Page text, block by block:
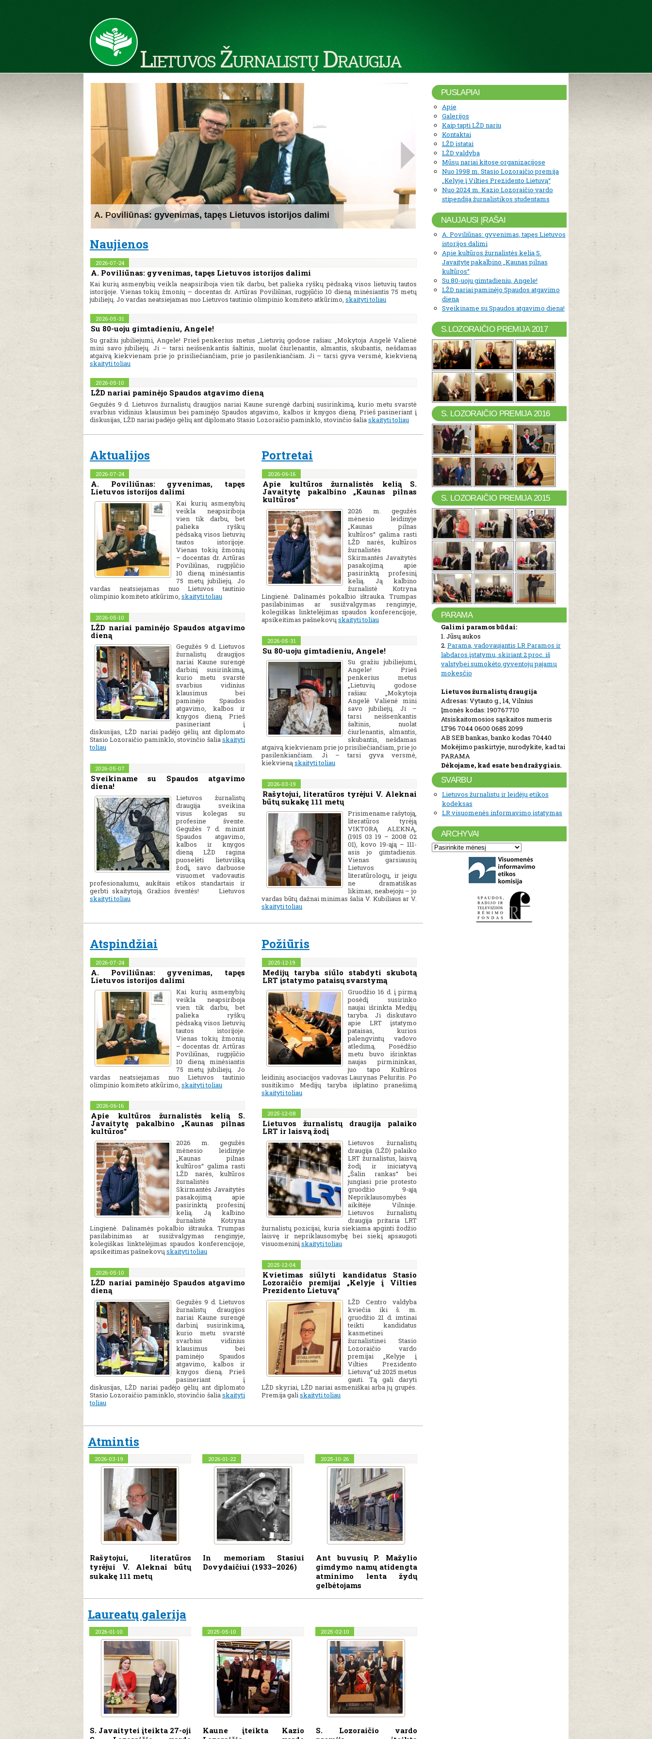
Lietuvos Žurnalistų Draugija
A. Poviliūnas: gyvenimas, tapęs Lietuvos istorijos dalimi
Naujienos
2026-07-24
A. Poviliūnas: gyvenimas, tapęs Lietuvos istorijos dalimi
Kai kurių asmenybių veikla neapsiriboja vien tik darbu, bet palieka ryškų pėdsaką visos lietuvių tautos
istorijoje. Vienas tokių žmonių – docentas dr. Artūras Poviliūnas, rugpjūčio 10 dieną minėsiantis 75 metų
jubiliejų. Jo vardas neatsiejamas nuo Lietuvos tautinio olimpinio komiteto atkūrimo, skaityti toliau
2026-05-31
Su 80-uoju gimtadieniu, Angele!
Su gražiu jubiliejumi, Angele! Prieš penkerius metus „Lietuvių godose rašiau: „Mokytoja Angelė Valienė
mini savo jubiliejų. Ji – tarsi neišsenkantis šaltinis, nuolat čiurlenantis, almantis, skubantis, nešdamas
atgaivą kiekvienam prie jo prisiliečiančiam, prie jo pasilenkiančiam. Ji – tarsi gyva versmė, kiekvieną
skaityti toliau
2026-05-10
LŽD nariai paminėjo Spaudos atgavimo dieną
Gegužės 9 d. Lietuvos žurnalistų draugijos nariai Kaune surengė darbinį susirinkimą, kurio metu svarstė
svarbius vidinius klausimus bei paminėjo Spaudos atgavimo, kalbos ir knygos dieną. Prieš pasineriant į
diskusijas, LŽD nariai padėjo gėlių ant diplomato Stasio Lozoraičio paminklo, stovinčio šaliaskaityti toliau
Aktualijos
2026-07-24
A. Poviliūnas: gyvenimas, tapęs
Lietuvos istorijos dalimi
Kai kurių asmenybių
veikla neapsiriboja
vien tik darbu, bet
palieka ryškų
pėdsaką visos lietuvių
tautos istorijoje.
Vienas tokių žmonių
– docentas dr. Artūras
Poviliūnas, rugpjūčio
10 dieną minėsiantis
75 metų jubiliejų. Jo
vardas neatsiejamas nuo Lietuvos tautinio
olimpinio komiteto atkūrimo, skaityti toliau
2026-05-10
LŽD nariai paminėjo Spaudos atgavimo
dieną
Gegužės 9 d. Lietuvos
žurnalistų draugijos
nariai Kaune surengė
darbinį susirinkimą,
kurio metu svarstė
svarbius vidinius
klausimus bei
paminėjo Spaudos
atgavimo, kalbos ir
knygos dieną. Prieš
pasineriant į
diskusijas, LŽD nariai padėjo gėlių ant diplomato
Stasio Lozoraičio paminklo, stovinčio šaliaskaityti
toliau
2026-05-07
Sveikiname su Spaudos atgavimo
diena!
Lietuvos žurnalistų
draugija sveikina
visus kolegas su
profesine švente.
Gegužės 7 d. minint
Spaudos atgavimo,
kalbos ir knygos
dieną LŽD ragina
puoselėti lietuvišką
žodį, savo darbuose
visuomet vadovautis
profesionalumu, aukštais etikos standartais ir
gerbti skaitytoją. Gražios šventės! Lietuvos
skaityti toliau
Portretai
2026-06-16
Apie kultūros žurnalistės kelią S.
Javaitytę pakalbino „Kaunas pilnas
kultūros“
2026 m. gegužės
mėnesio leidinyje
„Kaunas pilnas
kultūros“ galima rasti
LŽD narės, kultūros
žurnalistės
Skirmantės Javaitytės
pasakojimą apie
pasirinktą profesinį
kelią. Ją kalbino
žurnalistė Kotryna
Lingienė. Dalinamės pokalbio ištrauka. Trumpas
pasilabinimas ar susižvalgymas renginyje,
kolegiškas linktelėjimas spaudos konferencijoje,
apsikeitimas pašnekovų skaityti toliau
2026-05-31
Su 80-uoju gimtadieniu, Angele!
Su gražiu jubiliejumi,
Angele! Prieš
penkerius metus
„Lietuvių godose
rašiau: „Mokytoja
Angelė Valienė mini
savo jubiliejų. Ji –
tarsi neišsenkantis
šaltinis, nuolat
čiurlenantis, almantis,
skubantis, nešdamas
atgaivą kiekvienam prie jo prisiliečiančiam, prie jo
pasilenkiančiam. Ji – tarsi gyva versmė,
kiekvienąskaityti toliau
2026-03-19
Rašytojui, literatūros tyrėjui V. Aleknai
būtų sukakę 111 metų
Prisimename rašytoją,
literatūros tyrėją
VIKTORĄ ALEKNĄ,
(1915 03 19 – 2008 02
01), kovo 19-ąją – 111-
asis jo gimtadienis.
Vienas garsiausių
Lietuvos
literatūrologų, ir jeigu
ne dramatiškas
likimas, neabejoju – jo
vardas būtų dažnai minimas šalia V. Kubiliaus ar V.
skaityti toliau
Atspindžiai
2026-07-24
A. Poviliūnas: gyvenimas, tapęs
Lietuvos istorijos dalimi
Kai kurių asmenybių
veikla neapsiriboja
vien tik darbu, bet
palieka ryškų
pėdsaką visos lietuvių
tautos istorijoje.
Vienas tokių žmonių
– docentas dr. Artūras
Poviliūnas, rugpjūčio
10 dieną minėsiantis
75 metų jubiliejų. Jo
vardas neatsiejamas nuo Lietuvos tautinio
olimpinio komiteto atkūrimo, skaityti toliau
2026-06-16
Apie kultūros žurnalistės kelią S.
Javaitytę pakalbino „Kaunas pilnas
kultūros“
2026 m. gegužės
mėnesio leidinyje
„Kaunas pilnas
kultūros“ galima rasti
LŽD narės, kultūros
žurnalistės
Skirmantės Javaitytės
pasakojimą apie
pasirinktą profesinį
kelią. Ją kalbino
žurnalistė Kotryna
Lingienė. Dalinamės pokalbio ištrauka. Trumpas
pasilabinimas ar susižvalgymas renginyje,
kolegiškas linktelėjimas spaudos konferencijoje,
apsikeitimas pašnekovųskaityti toliau
2026-05-10
LŽD nariai paminėjo Spaudos atgavimo
dieną
Gegužės 9 d. Lietuvos
žurnalistų draugijos
nariai Kaune surengė
darbinį susirinkimą,
kurio metu svarstė
svarbius vidinius
klausimus bei
paminėjo Spaudos
atgavimo, kalbos ir
knygos dieną. Prieš
pasineriant į
diskusijas, LŽD nariai padėjo gėlių ant diplomato
Stasio Lozoraičio paminklo, stovinčio šaliaskaityti
toliau
Požiūris
2025-12-19
Medijų taryba siūlo stabdyti skubotą
LRT įstatymo pataisų svarstymą
Gruodžio 16 d. į pirmą
posėdį susirinko
naujai išrinkta Medijų
taryba. Ji diskutavo
apie LRT įstatymo
pataisas, kurios
palengvintų vadovo
atledimą. Posėdžio
metu buvo išrinktas
naujas pirmininkas,
juo tapo Kultūros
leidinių asociacijos vadovas Laurynas Peluritis. Po
susitikimo Medijų taryba išplatino pranešimą
skaityti toliau
2025-12-08
Lietuvos žurnalistų draugija palaiko
LRT ir laisvą žodį
Lietuvos žurnalistų
draugija (LŽD) palaiko
LRT žurnalistus, laisvą
žodį ir iniciatyvą
„Šalin rankas“ bei
jungiasi prie protesto
gruodžio 9-ąją
Nepriklausomybės
aikštėje Vilniuje.
Lietuvos žurnalistų
draugija pritaria LRT
žurnalistų pozicijai, kuria siekiama apginti žodžio
laisvę ir nepriklausomybę bei siekį apsaugoti
visuomeninįskaityti toliau
2025-12-04
Kvietimas siūlyti kandidatus Stasio
Lozoraičio premijai „Kelyje į Vilties
Prezidento Lietuvą“
LŽD Centro valdyba
kviečia iki š. m.
gruodžio 21 d. imtinai
teikti kandidatus
kasmetinei
žurnalistinei Stasio
Lozoraičio vardo
premijai „Kelyje į
Vilties Prezidento
Lietuvą“ už 2025 metus
gauti. Tą gali daryti
LŽD skyriai, LŽD nariai asmeniškai arba jų grupės.
Premija galiskaityti toliau
Atmintis
2026-03-19
Rašytojui, literatūros
tyrėjui V. Aleknai būtų
sukakę 111 metų
2026-01-22
In memoriam Stasiui
Dovydaičiui (1933–2026)
2025-10-26
Ant buvusių P. Mažylio
gimdymo namų atidengta
atminimo lenta žydų
gelbėtojams
Laureatų galerija
2026-01-10
S. Javaitytei įteikta 27-oji
2025-05-10
Kaune įteikta Kazio
2025-02-10
S. Lozoraičio vardo
PUSLAPIAI
Apie
Galerijos
Kaip tapti LŽD nariu
Kontaktai
LŽD įstatai
LŽD valdyba
Mūsų nariai kitose organizacijose
Nuo 1998 m. Stasio Lozoraičio premija
„Kelyje į Vilties Prezidento Lietuvą“
Nuo 2024 m. Kazio Lozoraičio vardo
stipendija žurnalistikos studentams
NAUJAUSI ĮRAŠAI
A. Poviliūnas: gyvenimas, tapęs Lietuvos
istorijos dalimi
Apie kultūros žurnalistės kelią S.
Javaitytę pakalbino „Kaunas pilnas
kultūros“
Su 80-uoju gimtadieniu, Angele!
LŽD nariai paminėjo Spaudos atgavimo
dieną
Sveikiname su Spaudos atgavimo diena!
S.LOZORAIČIO PREMIJA 2017
S. LOZORAIČIO PREMIJA 2016
S. LOZORAIČIO PREMIJA 2015
PARAMA
Galimi paramos būdai:
1. Jūsų aukos
2. Parama, vadovaujantis LR Paramos ir
labdaros įstatymu, skiriant 2 proc. iš
valstybei sumokėto gyventojų pajamų
mokesčio
Lietuvos žurnalistų draugija
Adresas: Vytauto g., 14, Vilnius
Įmonės kodas: 190767710
Atsiskaitomosios sąskaitos numeris
LT96 7044 0600 0685 2099
AB SEB bankas, banko kodas 70440
Mokėjimo paskirtyje, nurodykite, kad tai
PARAMA
Dėkojame, kad esate bendražygiais.
SVARBU
Lietuvos žurnalistų ir leidėjų etikos
kodeksas
LR visuomenės informavimo įstatymas
ARCHYVAI
Archyvai